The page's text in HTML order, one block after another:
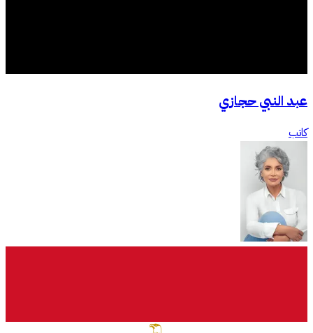
عبد النبي حجازي
كاتب